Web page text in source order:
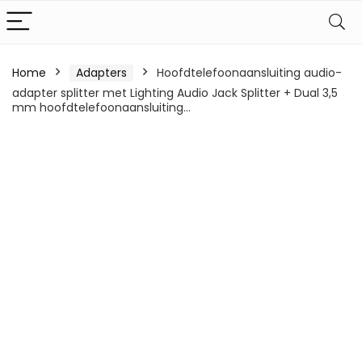
Home Adapters
Hoofdtelefoonaansluiting audio-
adapter splitter met Lighting Audio Jack Splitter + Dual 3,5
mm hoofdtelefoonaansluiting…